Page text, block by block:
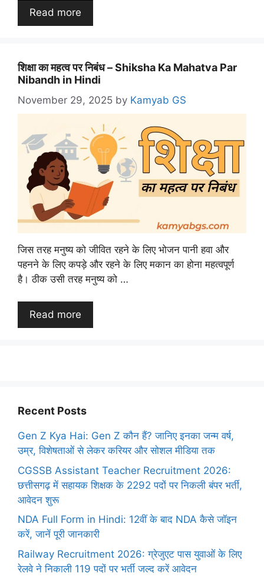
Read more
शिक्षा का महत्व पर निबंध – Shiksha Ka Mahatva Par
Nibandh in Hindi
November 29, 2025 by Kamyab GS
जिस तरह मनुष्य को जीवित रहने के लिए भोजन पानी हवा और
पहनने के लिए कपड़े और रहने के लिए मकान का होना महत्वपूर्ण
है। ठीक उसी तरह मनुष्य को …
Read more
Recent Posts
Gen Z Kya Hai: Gen Z कौन हैं? जानिए इनका जन्म वर्ष,
उम्र, विशेषताओं से लेकर करियर और सोशल मीडिया तक
CGSSB Assistant Teacher Recruitment 2026:
छत्तीसगढ़ में सहायक शिक्षक के 2292 पदों पर निकली बंपर भर्ती,
आवेदन शुरू
NDA Full Form in Hindi: 12वीं के बाद NDA कैसे जॉइन
करें, जानें पूरी जानकारी
Railway Recruitment 2026: ग्रेजुएट पास युवाओं के लिए
रेलवे ने निकाली 119 पदों पर भर्ती जल्द करें आवेदन